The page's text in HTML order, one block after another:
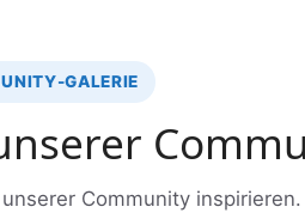
GALERIE
Community